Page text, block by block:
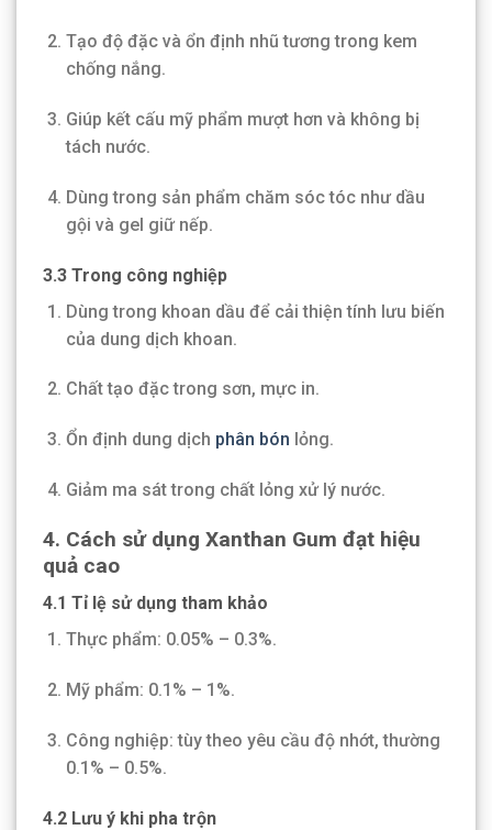
Tạo độ đặc và ổn định nhũ tương trong kem
chống nắng.
Giúp kết cấu mỹ phẩm mượt hơn và không bị
tách nước.
Dùng trong sản phẩm chăm sóc tóc như dầu
gội và gel giữ nếp.
3.3 Trong công nghiệp
Dùng trong khoan dầu để cải thiện tính lưu biến
của dung dịch khoan.
Chất tạo đặc trong sơn, mực in.
Ổn định dung dịch phân bón lỏng.
Giảm ma sát trong chất lỏng xử lý nước.
4. Cách sử dụng Xanthan Gum đạt hiệu
quả cao
4.1 Tỉ lệ sử dụng tham khảo
Thực phẩm: 0.05% – 0.3%.
Mỹ phẩm: 0.1% – 1%.
Công nghiệp: tùy theo yêu cầu độ nhớt, thường
0.1% – 0.5%.
4.2 Lưu ý khi pha trộn